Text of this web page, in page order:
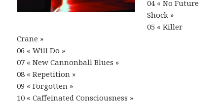
04 « No Future
Shock »
05 « Killer
Crane »
06 « Will Do »
07 « New Cannonball Blues »
08 « Repetition »
09 « Forgotten »
10 « Caffeinated Consciousness »